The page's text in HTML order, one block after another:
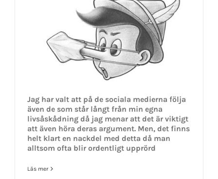
Jag har valt att på de sociala medierna följa
även de som står långt från min egna
livsåskådning då jag menar att det är viktigt
att även höra deras argument. Men, det finns
helt klart en nackdel med detta då man
alltsom ofta blir ordentligt upprörd
Läs mer